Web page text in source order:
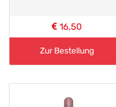
16,50
Zur Bestellung